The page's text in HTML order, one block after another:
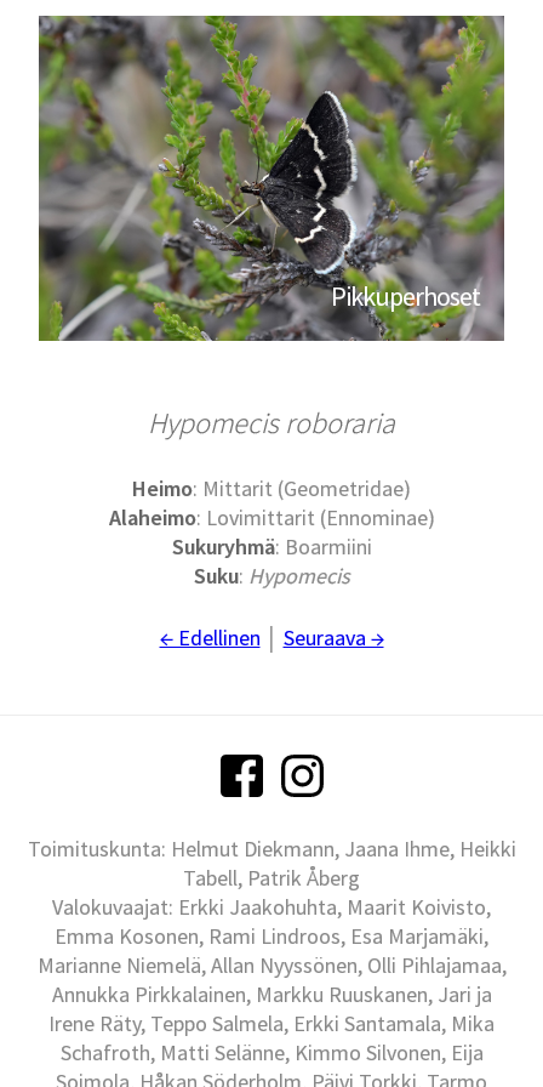
Pikkuperhoset
Hypomecis roboraria
Heimo: Mittarit (Geometridae)
Alaheimo: Lovimittarit (Ennominae)
Sukuryhmä: Boarmiini
Suku: Hypomecis
← Edellinen Seuraava →
Toimituskunta: Helmut Diekmann, Jaana Ihme, Heikki
Tabell, Patrik Åberg
Valokuvaajat: Erkki Jaakohuhta, Maarit Koivisto,
Emma Kosonen, Rami Lindroos, Esa Marjamäki,
Marianne Niemelä, Allan Nyyssönen, Olli Pihlajamaa,
Annukka Pirkkalainen, Markku Ruuskanen, Jari ja
Irene Räty, Teppo Salmela, Erkki Santamala, Mika
Schafroth, Matti Selänne, Kimmo Silvonen, Eija